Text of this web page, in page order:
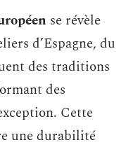
se révèle
d’Espagne, du
des traditions
des
Cette
une durabilité